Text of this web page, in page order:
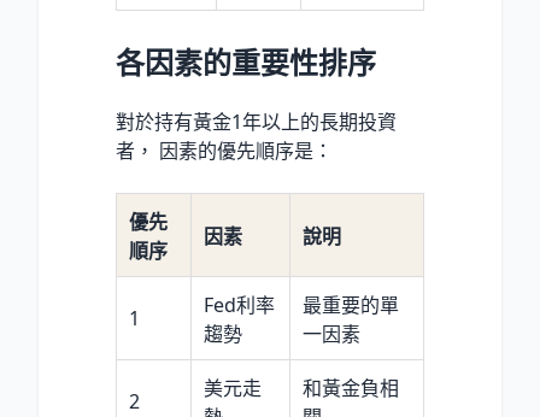
各因素的重要性排序
對於持有黃金1年以上的長期投資
者， 因素的優先順序是：
優先
順序
因素 說明
1
Fed利率
趨勢
最重要的單
一因素
2
美元走
和黃金負相